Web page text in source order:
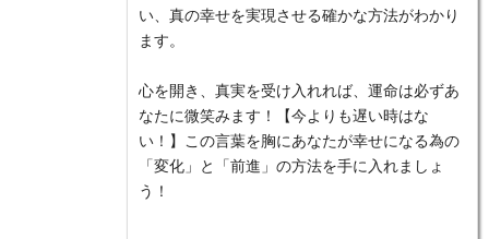
い、真の幸せを実現させる確かな方法がわかり
ます。
心を開き、真実を受け入れれば、運命は必ずあ
なたに微笑みます！【今よりも遅い時はな
い！】この言葉を胸にあなたが幸せになる為の
「変化」と「前進」の方法を手に入れましょ
う！